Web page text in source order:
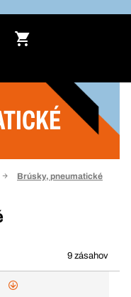
Brúsky, pneumatické
9 zásahov